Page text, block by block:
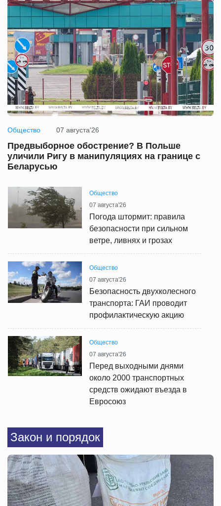
Общество 07 августа'26
Предвыборное обострение? В Польше
уличили Ригу в манипуляциях на границе с
Беларусью
Общество
07 августа'26
Погода штормит: правила
безопасности при сильном
ветре, ливнях и грозах
Общество
07 августа'26
Безопасность двухколесного
транспорта: ГАИ проводит
профилактическую акцию
Общество
07 августа'26
Перед выходными днями
около 2000 транспортных
средств ожидают въезда в
Евросоюз
Закон и порядок